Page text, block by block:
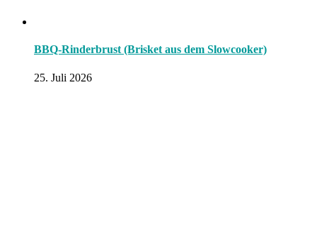
BBQ-Rinderbrust (Brisket aus dem Slowcooker)
25. Juli 2026